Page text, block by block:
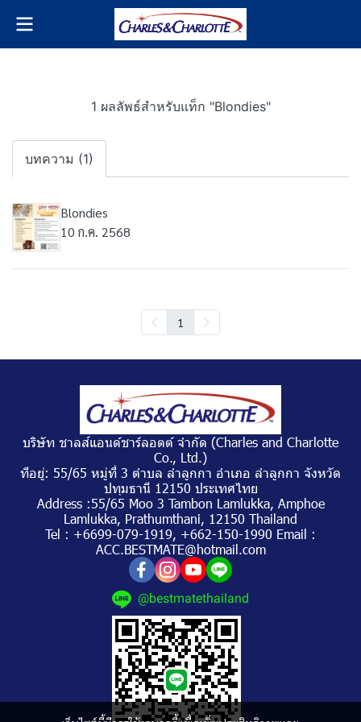
1 ผลลัพธ์สำหรับแท็ก "Blondies"
บทความ (1)
Blondies
10 ก.ค. 2568
1
บริษัท ชาลส์แอนด์ชาร์ลอตต์ จำกัด (Charles and Charlotte
Co., Ltd.)
ทีอยู่: 55/65 หมู่ที่ 3 ตำบล ลำลูกกา อำเภอ ลำลูกกา จังหวัด
ปทุมธานี 12150 ประเทศไทย
Address :55/65 Moo 3 Tambon Lamlukka, Amphoe
Lamlukka, Prathumthani, 12150 Thailand
Tel : +6699-079-1919, +662-150-1990 Email :
ACC.BESTMATE@hotmail.com
@bestmatethailand